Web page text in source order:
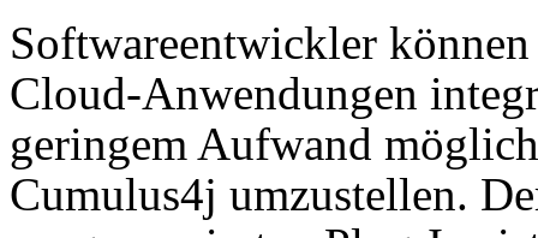
Softwareentwickler
Cloud-Anwendungen
geringem Aufwand
Cumulus4j umzustellen.